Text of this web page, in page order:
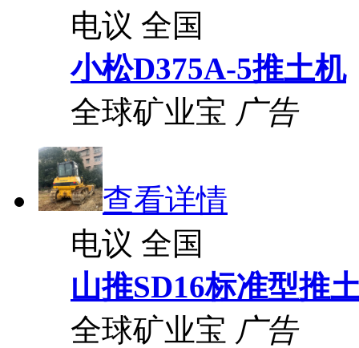
电议 全国
小松D375A-5推土机
全球矿业宝 广告
查看详情
电议 全国
山推SD16标准型推
全球矿业宝 广告